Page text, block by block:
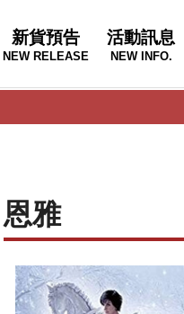
新貨預告
NEW RELEASE
活動訊息
NEW INFO.
恩雅